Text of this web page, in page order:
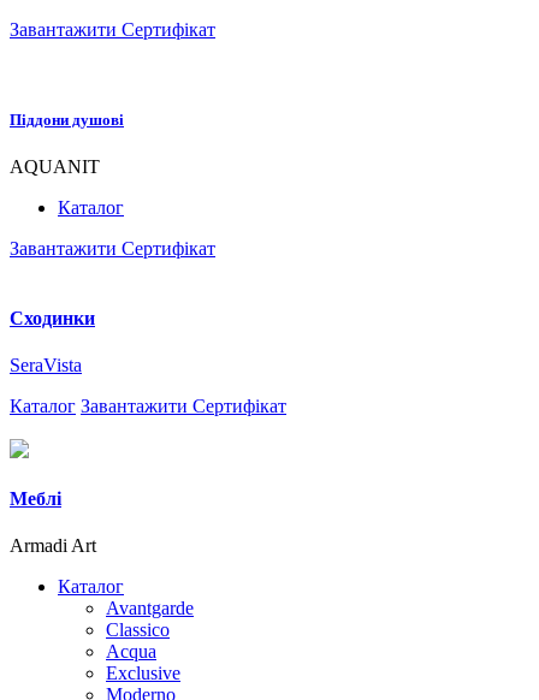
Завантажити Сертифікат
Піддони душові
AQUANIT
Каталог
Завантажити Сертифікат
Сходинки
SeraVista
Каталог Завантажити Сертифікат
Меблі
Armadi Art
Каталог
Avantgarde
Classico
Acqua
Exclusive
Moderno